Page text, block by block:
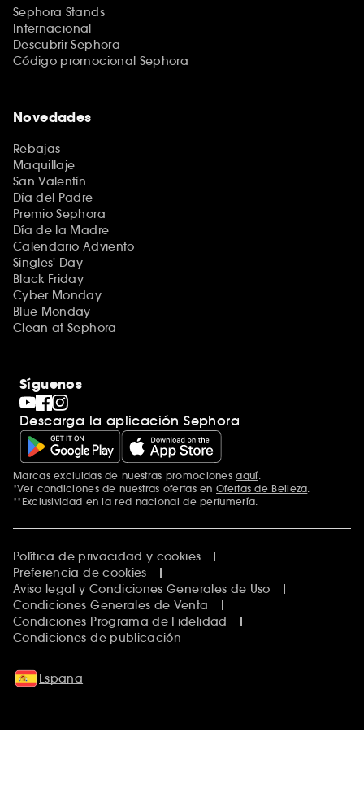
Sephora Stands
Internacional
Descubrir Sephora
Código promocional Sephora
Novedades
Rebajas
Maquillaje
San Valentín
Día del Padre
Premio Sephora
Día de la Madre
Calendario Adviento
Singles' Day
Black Friday
Cyber Monday
Blue Monday
Clean at Sephora
Síguenos
Descarga la aplicación Sephora
Marcas excluidas de nuestras promocionesaquí
*Ver condiciones de nuestras ofertas en Ofertas de Belleza
**Exclusividad en la red nacional de perfumería.
Política de privacidad y cookies
Preferencia de cookies
Aviso legal y Condiciones Generales de Uso
Condiciones Generales de Venta
Condiciones Programa de Fidelidad
Condiciones de publicación
España